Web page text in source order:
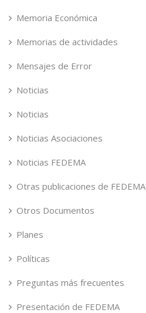
Memoria Económica
Memorias de actividades
Mensajes de Error
Noticias
Noticias
Noticias Asociaciones
Noticias FEDEMA
Otras publicaciones de FEDEMA
Otros Documentos
Planes
Políticas
Preguntas más frecuentes
Presentación de FEDEMA